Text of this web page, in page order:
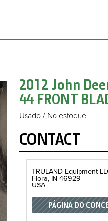
2012 John
44 FRONT
Usado / No estoque
CONTACT
TRULAND Equipment
Flora IN 46929
USA
PÁGINA DO